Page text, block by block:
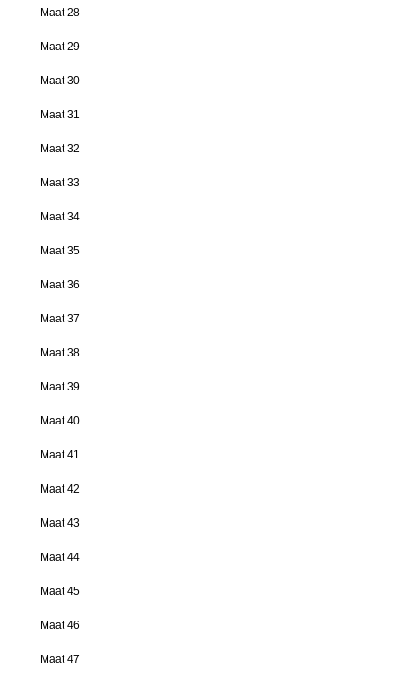
Maat 28
Maat 29
Maat 30
Maat 31
Maat 32
Maat 33
Maat 34
Maat 35
Maat 36
Maat 37
Maat 38
Maat 39
Maat 40
Maat 41
Maat 42
Maat 43
Maat 44
Maat 45
Maat 46
Maat 47